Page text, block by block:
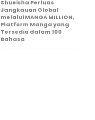
Shueisha Perluas
Jangkauan Global
melalui MANGA MILLION,
Platform Manga yang
Tersedia dalam 100
Bahasa